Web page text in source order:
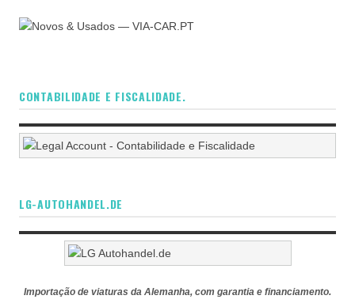
CONTABILIDADE E FISCALIDADE.
LG-AUTOHANDEL.DE
Importação de viaturas da Alemanha, com garantia e financiamento.